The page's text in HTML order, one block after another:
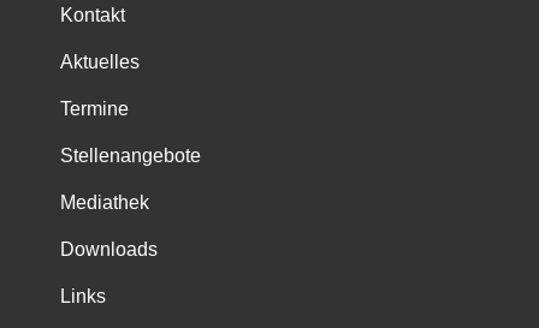
Kontakt
Aktuelles
Termine
Stellenangebote
Mediathek
Downloads
Links